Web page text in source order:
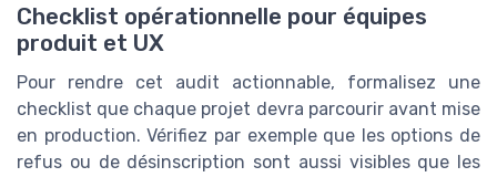
Checklist opérationnelle pour équipes
produit et UX
Pour rendre cet audit actionnable, formalisez une
checklist que chaque projet devra parcourir avant mise
en production. Vérifiez par exemple que les options de
refus ou de désinscription sont aussi visibles que les